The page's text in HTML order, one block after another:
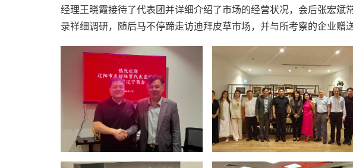
经理王晓霞接待了代表团并详细介绍了市场的经营状况，会后张宏斌
录祥细调研，随后马不停蹄走访迪拜皮草市场，并与所考察的企业赠